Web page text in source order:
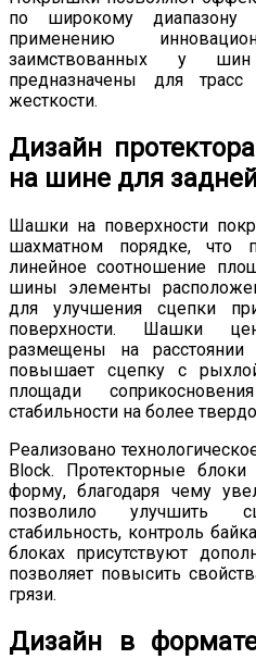
по широкому диапазону
применению
заимствованных у
предназначены для
жесткости.
Дизайн
на шине для
Шашки на поверхности
шахматном порядке, что
линейное соотношение
шины элементы
для улучшения сцепки
поверхности. Шашки
размещены на
повышает сцепку с
площади
стабильности на более
Реализовано
Block. Протекторные
форму, благодаря чему
позволило улучшить
стабильность, контроль
блоках присутствуют
позволяет повысить
грязи.
Дизайн в